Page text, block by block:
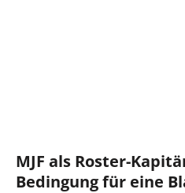
MJF als Roster-
Bedingung für eine